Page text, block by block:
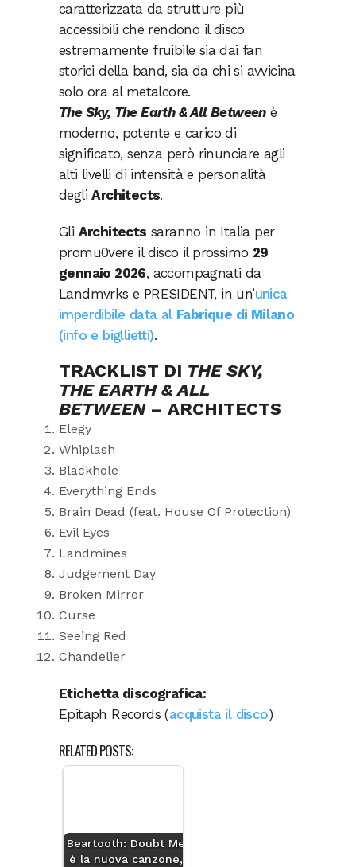
caratterizzata da strutture più
accessibili che rendono il disco
estremamente fruibile sia dai fan
storici della band, sia da chi si avvicina
solo ora al metalcore.
The Sky, The Earth & All Betweenè
moderno, potente e carico di
significato, senza però rinunciare agli
alti livelli di intensità e personalità
degliArchitects.
Gli Architects saranno in Italia per
promu0vere il disco il prossimo 29
gennaio 2026, accompagnati da
Landmvrks e PRESIDENT, in un’unica
imperdibile data al Fabrique di Milano
(info e bigllietti).
TRACKLIST DI THE SKY,
THE EARTH & ALL
BETWEEN– ARCHITECTS
Elegy
Whiplash
Blackhole
Everything Ends
Brain Dead (feat. House Of Protection)
Evil Eyes
Landmines
Judgement Day
Broken Mirror
Curse
Seeing Red
Chandelier
Etichetta discografica:
Epitaph Records (acquista il disco)
RELATED POSTS:
Beartooth: Doubt Me
è la nuova canzone,